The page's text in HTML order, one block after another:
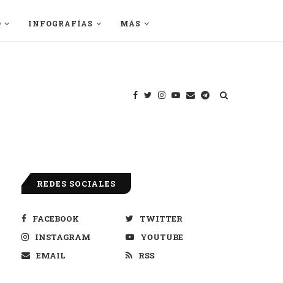
INFOGRAFÍAS MÁS
REDES SOCIALES
FACEBOOK
TWITTER
INSTAGRAM
YOUTUBE
EMAIL
RSS